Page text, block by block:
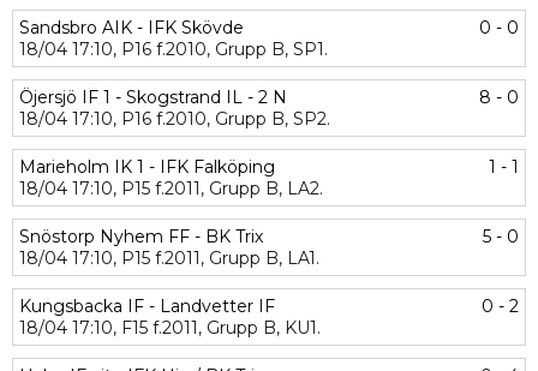
Sandsbro AIK - IFK Skövde
0 - 0
18/04 17:10, P16 f.2010, Grupp B, SP1.
Öjersjö IF 1 - Skogstrand IL - 2 N
8 - 0
18/04 17:10, P16 f.2010, Grupp B, SP2.
Marieholm IK 1 - IFK Falköping
1 - 1
18/04 17:10, P15 f.2011, Grupp B, LA2.
Snöstorp Nyhem FF - BK Trix
5 - 0
18/04 17:10, P15 f.2011, Grupp B, LA1.
Kungsbacka IF - Landvetter IF
0 - 2
18/04 17:10, F15 f.2011, Grupp B, KU1.